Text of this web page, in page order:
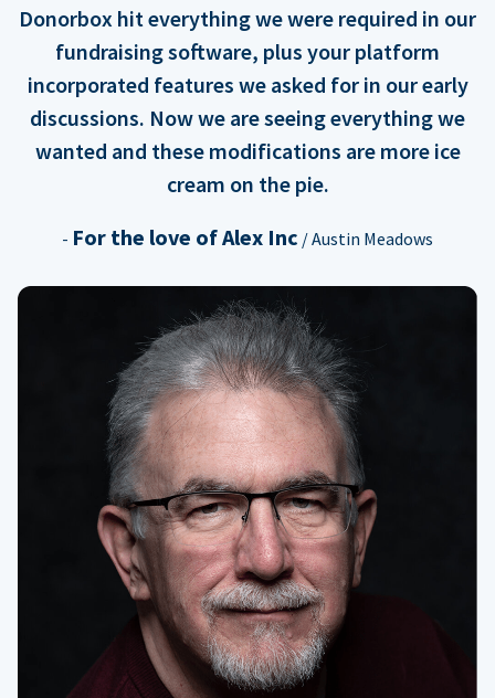
Donorbox hit everything we were required in our
fundraising software, plus your platform
incorporated features we asked for in our early
discussions. Now we are seeing everything we
wanted and these modifications are more ice
cream on the pie.
- For the love of Alex Inc / Austin Meadows